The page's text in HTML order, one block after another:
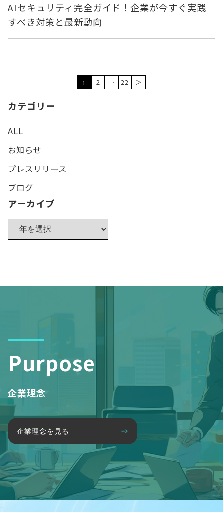
AIセキュリティ完全ガイド！企業が今すぐ実践
すべき対策と最新動向
1 2 … 22 ＞
カテゴリー
ALL
お知らせ
プレスリリース
ブログ
アーカイブ
Purpose
企業理念
企業理念を見る